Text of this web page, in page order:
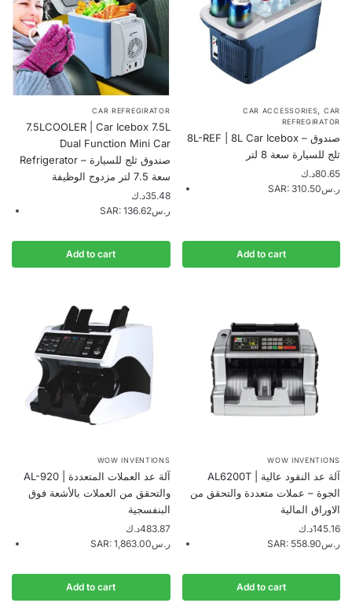
CAR REFREGIRATOR
7.5LCOOLER | Car Icebox 7.5L
Dual Function Mini Car
Refrigerator – صندوق ثلج للسيارة
سعة 7.5 لتر مزدوج الوظيفة
35.48د.ك
SAR: 136.62ر.س
Add to cart
CAR ACCESSORIES, CAR
REFREGIRATOR
8L-REF | 8L Car Icebox – صندوق
ثلج للسيارة سعة 8 لتر
80.65د.ك
SAR: 310.50ر.س
Add to cart
WOW INVENTIONS
AL-920 | آلة عد العملات المتعددة
والتحقق من العملات بالأشعة فوق
البنفسجية
483.87د.ك
SAR: 1,863.00ر.س
Add to cart
WOW INVENTIONS
AL6200T | آلة عد النقود عالية
الجوة – عملات متعددة والتحقق من
الاوراق المالية
145.16د.ك
SAR: 558.90ر.س
Add to cart